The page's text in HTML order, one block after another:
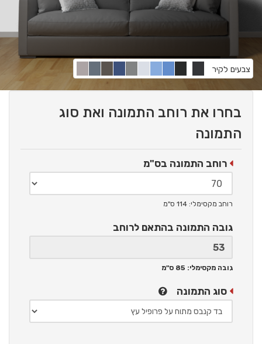
צבעים לקיר
בחרו את רוחב התמונה ואת סוג
התמונה
רוחב התמונה בס"מ
רוחב מקסימלי: 114 ס"מ
גובה התמונה בהתאם לרוחב
גובה מקסימלי: 85 ס"מ
סוג התמונה